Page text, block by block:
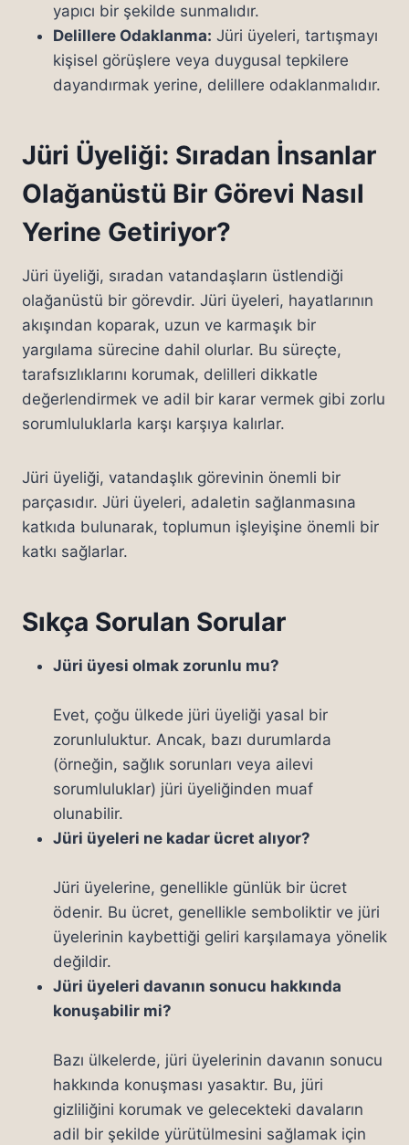
yapıcı bir şekilde sunmalıdır.
Delillere Odaklanma: Jüri üyeleri, tartışmayı
kişisel görüşlere veya duygusal tepkilere
dayandırmak yerine, delillere odaklanmalıdır.
Jüri Üyeliği: Sıradan İnsanlar
Olağanüstü Bir Görevi Nasıl
Yerine Getiriyor?
Jüri üyeliği, sıradan vatandaşların üstlendiği
olağanüstü bir görevdir. Jüri üyeleri, hayatlarının
akışından koparak, uzun ve karmaşık bir
yargılama sürecine dahil olurlar. Bu süreçte,
tarafsızlıklarını korumak, delilleri dikkatle
değerlendirmek ve adil bir karar vermek gibi zorlu
sorumluluklarla karşı karşıya kalırlar.
Jüri üyeliği, vatandaşlık görevinin önemli bir
parçasıdır. Jüri üyeleri, adaletin sağlanmasına
katkıda bulunarak, toplumun işleyişine önemli bir
katkı sağlarlar.
Sıkça Sorulan Sorular
Jüri üyesi olmak zorunlu mu?
Evet, çoğu ülkede jüri üyeliği yasal bir
zorunluluktur. Ancak, bazı durumlarda
(örneğin, sağlık sorunları veya ailevi
sorumluluklar) jüri üyeliğinden muaf
olunabilir.
Jüri üyeleri ne kadar ücret alıyor?
Jüri üyelerine, genellikle günlük bir ücret
ödenir. Bu ücret, genellikle semboliktir ve jüri
üyelerinin kaybettiği geliri karşılamaya yönelik
değildir.
Jüri üyeleri davanın sonucu hakkında
konuşabilir mi?
Bazı ülkelerde, jüri üyelerinin davanın sonucu
hakkında konuşması yasaktır. Bu, jüri
gizliliğini korumak ve gelecekteki davaların
adil bir şekilde yürütülmesini sağlamak için